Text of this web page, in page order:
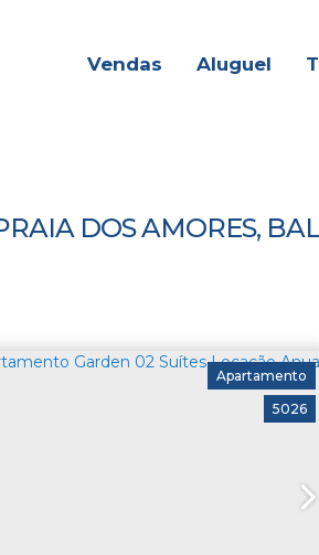
Aluguel
Vendas
DOS AMORES,
5026
Apartamento